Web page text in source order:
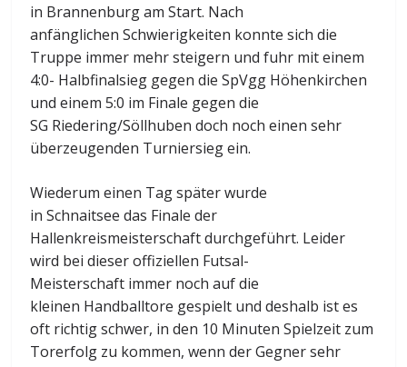
in Brannenburg am Start. Nach
anfänglichen Schwierigkeiten konnte sich die
Truppe immer mehr steigern und fuhr mit einem
4:0- Halbfinalsieg gegen die SpVgg Höhenkirchen
und einem 5:0 im Finale gegen die
SG Riedering/Söllhuben doch noch einen sehr
überzeugenden Turniersieg ein.
Wiederum einen Tag später wurde
in Schnaitsee das Finale der
Hallenkreismeisterschaft durchgeführt. Leider
wird bei dieser offiziellen Futsal-
Meisterschaft immer noch auf die
kleinen Handballtore gespielt und deshalb ist es
oft richtig schwer, in den 10 Minuten Spielzeit zum
Torerfolg zu kommen, wenn der Gegner sehr